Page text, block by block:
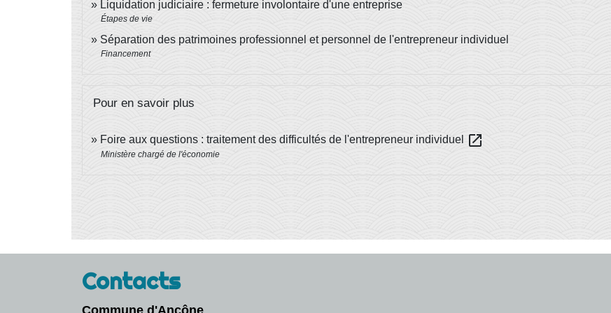
Liquidation judiciaire : fermeture involontaire d'une entreprise
Étapes de vie
Séparation des patrimoines professionnel et personnel de l'entrepreneur individuel
Financement
Pour en savoir plus
Foire aux questions : traitement des difficultés de l'entrepreneur individuel open_in_new
Ministère chargé de l'économie
Contacts
Commune d'Ancône